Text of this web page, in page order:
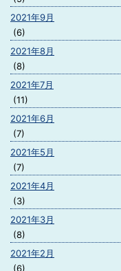
2021年9月
(6)
2021年8月
(8)
2021年7月
(11)
2021年6月
(7)
2021年5月
(7)
2021年4月
(3)
2021年3月
(8)
2021年2月
(6)